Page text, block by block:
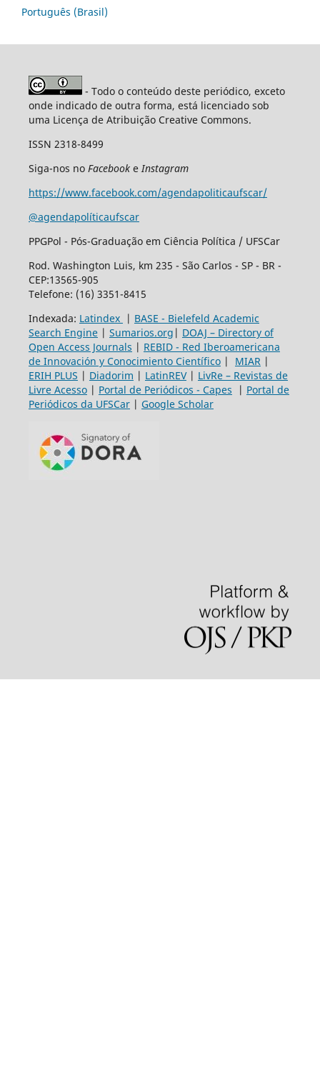
Português (Brasil)
- Todo o conteúdo deste periódico, exceto
onde indicado de outra forma, está licenciado sob
uma Licença de Atribuição Creative Commons.
ISSN 2318-8499
Siga-nos no Facebook e Instagram
https://www.facebook.com/agendapoliticaufscar/
@agendapolíticaufscar
PPGPol - Pós-Graduação em Ciência Política / UFSCar
Rod. Washington Luis, km 235 - São Carlos - SP - BR -
CEP:13565-905
Telefone: (16) 3351-8415
Indexada: Latindex | BASE - Bielefeld Academic
Search Engine| Sumarios.org | DOAJ – Directory of
Open Access Journals | REBID - Red Iberoamericana
de Innovación y Conocimiento Científico| MIAR |
ERIH PLUS | Diadorim | LatinREV| LivRe – Revistas de
Livre Acesso| Portal de Periódicos - Capes | Portal de
Periódicos da UFSCar| Google Scholar